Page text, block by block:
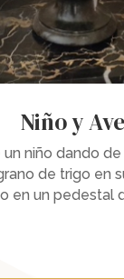
Niño y Ave
un niño dando
de trigo en
en un pedestal